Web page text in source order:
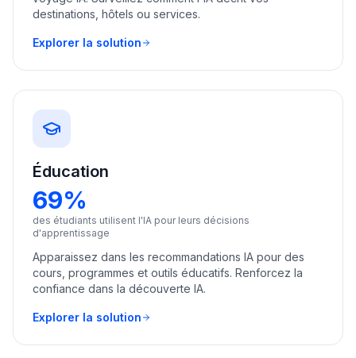
destinations, hôtels ou services.
Explorer la solution
Éducation
69%
des étudiants utilisent l'IA pour leurs décisions
d'apprentissage
Apparaissez dans les recommandations IA pour des
cours, programmes et outils éducatifs. Renforcez la
confiance dans la découverte IA.
Explorer la solution